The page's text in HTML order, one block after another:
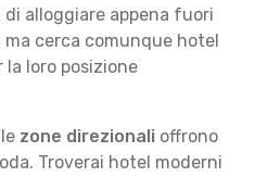
alloggiare appena fuori
cerca comunque hotel
loro posizione
zone direzionali offrono
Troverai hotel moderni